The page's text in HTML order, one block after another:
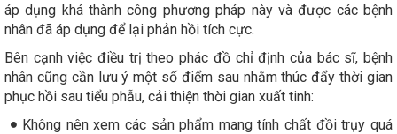
áp dụng khá thành công phương pháp này và được các bệnh
nhân đã áp dụng để lại phản hồi tích cực.
Bên cạnh việc điều trị theo phác đồ chỉ định của bác sĩ, bệnh
nhân cũng cần lưu ý một số điểm sau nhằm thúc đẩy thời gian
phục hồi sau tiểu phẫu, cải thiện thời gian xuất tinh:
Không nên xem các sản phẩm mang tính chất đồi trụy quá